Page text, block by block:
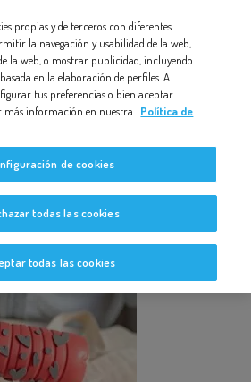
DÍA DE LA MADRE RECICLAJE
día de la
propias y de terceros con diferentes
la navegación y usabilidad de la web,
la web, o mostrar publicidad, incluyendo
en la elaboración de perfiles. A
tus preferencias o bien aceptar
más información en nuestra
Política de
de cookies
todas las cookies
todas las cookies